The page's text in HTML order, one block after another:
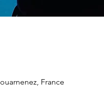
France